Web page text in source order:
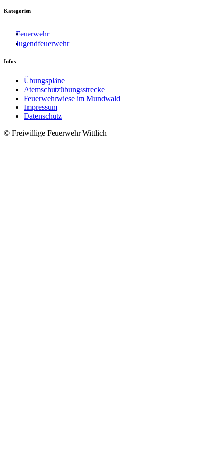
Kategorien
Feuerwehr
Jugendfeuerwehr
Infos
Übungspläne
Atemschutzübungsstrecke
Feuerwehrwiese im Mundwald
Impressum
Datenschutz
© Freiwillige Feuerwehr Wittlich